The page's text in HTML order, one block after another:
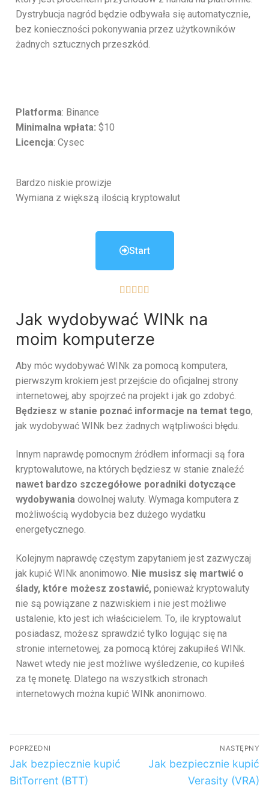
Dystrybucja nagród będzie odbywała się automatycznie,
bez konieczności pokonywania przez użytkowników
żadnych sztucznych przeszkód.
Platforma: Binance
Minimalna wpłata: $10
Licencja: Cysec
Bardzo niskie prowizje
Wymiana z większą ilością kryptowalut
Start
    
Jak wydobywać WINk na
moim komputerze
Aby móc wydobywać WINk za pomocą komputera,
pierwszym krokiem jest przejście do oficjalnej strony
internetowej, aby spojrzeć na projekt i jak go zdobyć.
Będziesz w stanie poznać informacje na temat tego,
jak wydobywać WINk bez żadnych wątpliwości błędu.
Innym naprawdę pomocnym źródłem informacji są fora
kryptowalutowe, na których będziesz w stanie znaleźć
nawet bardzo szczegółowe poradniki dotyczące
wydobywania dowolnej waluty. Wymaga komputera z
możliwością wydobycia bez dużego wydatku
energetycznego.
Kolejnym naprawdę częstym zapytaniem jest zazwyczaj
jak kupić WINk anonimowo. Nie musisz się martwić o
ślady, które możesz zostawić, ponieważ kryptowaluty
nie są powiązane z nazwiskiem i nie jest możliwe
ustalenie, kto jest ich właścicielem. To, ile kryptowalut
posiadasz, możesz sprawdzić tylko logując się na
stronie internetowej, za pomocą której zakupiłeś WINk.
Nawet wtedy nie jest możliwe wyśledzenie, co kupiłeś
za tę monetę. Dlatego na wszystkich stronach
internetowych można kupić WINk anonimowo.
POPRZEDNI
Jak bezpiecznie kupić
BitTorrent (BTT)
NASTĘPNY
Jak bezpiecznie kupić
Verasity (VRA)